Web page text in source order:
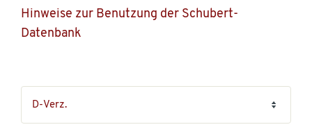
Hinweise zur Benutzung der Schubert-
Datenbank